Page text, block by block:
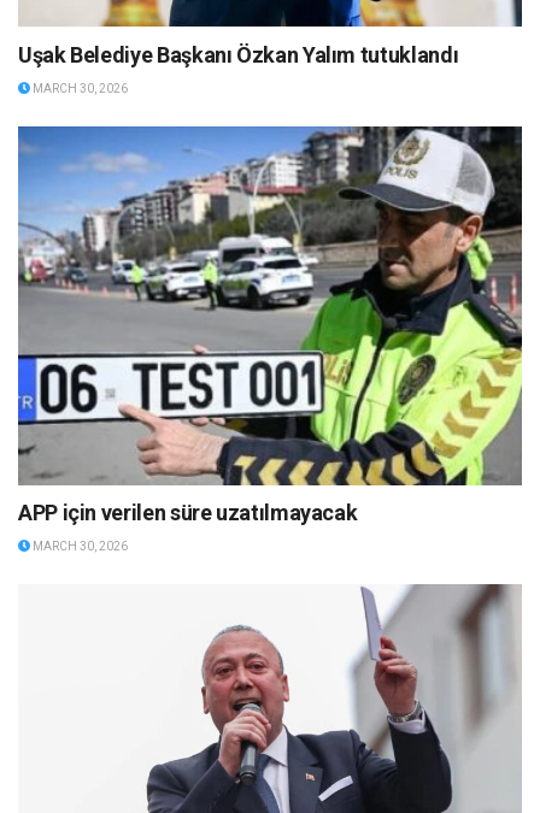
Uşak Belediye Başkanı Özkan Yalım tutuklandı
MARCH 30, 2026
APP için verilen süre uzatılmayacak
MARCH 30, 2026